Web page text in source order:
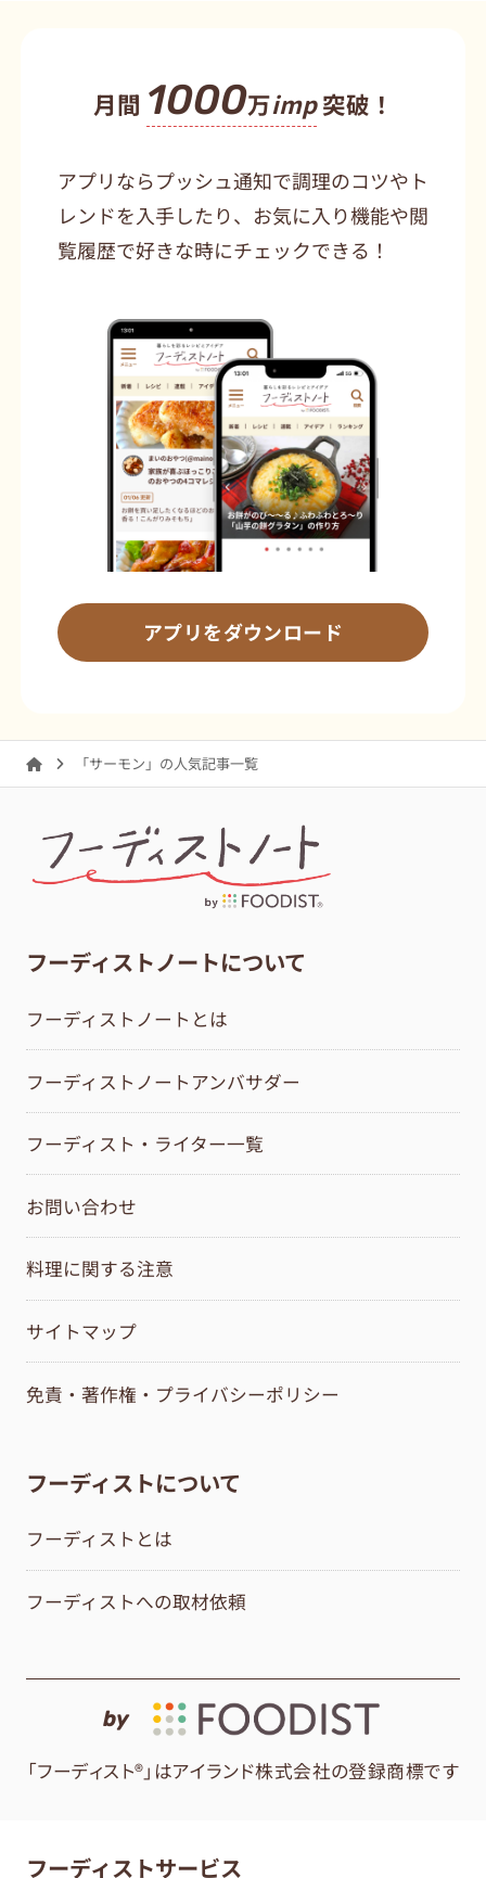
月間 1000万imp突破！
アプリならプッシュ通知で調理のコツやト
レンドを入手したり、お気に入り機能や閲
覧履歴で好きな時にチェックできる！
アプリをダウンロード
「サーモン」の人気記事一覧
フーディストノートについて
フーディストノートとは
フーディストノートアンバサダー
フーディスト・ライター一覧
お問い合わせ
料理に関する注意
サイトマップ
免責・著作権・プライバシーポリシー
フーディストについて
フーディストとは
フーディストへの取材依頼
by
「フーディスト®」はアイランド株式会社の登録商標です
フーディストサービス